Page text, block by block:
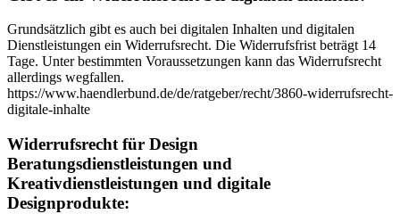
Grundsätzlich gibt es auch bei digitalen Inhalten und digitalen
Dienstleistungen ein Widerrufsrecht. Die Widerrufsfrist beträgt 14
Tage. Unter bestimmten Voraussetzungen kann das Widerrufsrecht
allerdings wegfallen.
https://www.haendlerbund.de/de/ratgeber/recht/3860-widerrufsrecht-
digitale-inhalte
Widerrufsrecht für Design
Beratungsdienstleistungen und
Kreativdienstleistungen und digitale
Designprodukte: